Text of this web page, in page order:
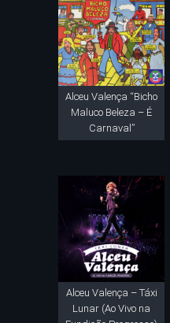
Alceu Valença “Bicho
Maluco Beleza – É
Carnaval”
Alceu Valença – Táxi
Lunar (Ao Vivo na